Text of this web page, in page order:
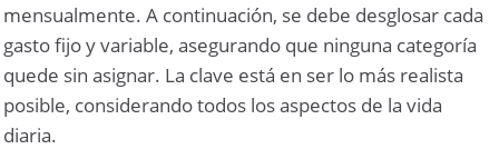
mensualmente. A continuación, se debe desglosar cada
gasto fijo y variable, asegurando que ninguna categoría
quede sin asignar. La clave está en ser lo más realista
posible, considerando todos los aspectos de la vida
diaria.